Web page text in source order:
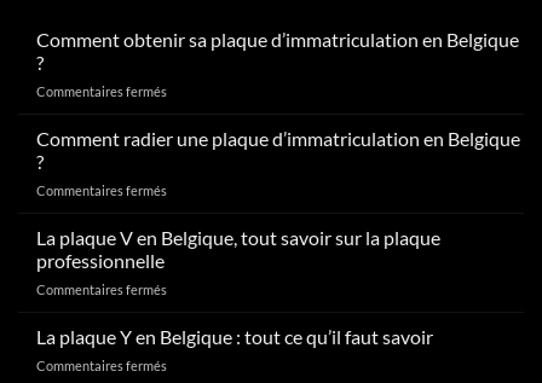
Comment obtenir sa plaque d’immatriculation en Belgique
?
Commentaires ferméssur
d’immatriculation
Belgique
Comment radier une plaque d’immatriculation en Belgique
?
Commentaires ferméssur
radier
d’immatriculation
Belgique
La plaque V en Belgique, tout savoir sur la plaque
professionnelle
Commentaires ferméssur
plaque
en
La plaque Y en Belgique : tout ce qu’il faut savoir
Commentaires ferméssur